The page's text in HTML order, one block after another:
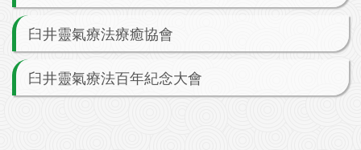
臼井靈氣療法療癒協會
臼井靈氣療法百年紀念大會